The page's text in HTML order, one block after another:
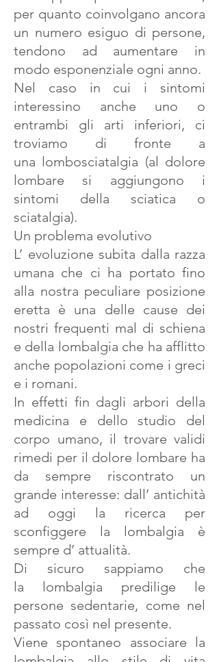
per quanto coinvolgano ancora
un numero esiguo di persone,
tendono ad aumentare in
modo esponenziale ogni anno.
Nel caso in cui i sintomi
interessino anche uno o
entrambi gli arti inferiori, ci
troviamo di fronte a
una lombosciatalgia (al dolore
lombare si aggiungono i
sintomi della sciatica o
sciatalgia).
Un problema evolutivo
L’ evoluzione subita dalla razza
umana che ci ha portato fino
alla nostra peculiare posizione
eretta è una delle cause dei
nostri frequenti mal di schiena
e della lombalgia che ha afflitto
anche popolazioni come i greci
e i romani.
In effetti fin dagli arbori della
medicina e dello studio del
corpo umano, il trovare validi
rimedi per il dolore lombare ha
da sempre riscontrato un
grande interesse: dall’ antichità
ad oggi la ricerca per
sconfiggere la lombalgia è
sempre d’ attualità.
Di sicuro sappiamo che
la lombalgia predilige le
persone sedentarie, come nel
passato così nel presente.
Viene spontaneo associare la